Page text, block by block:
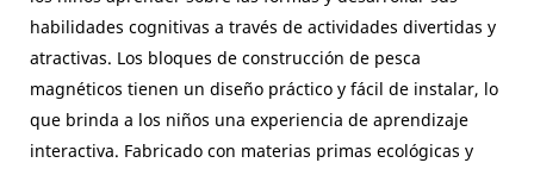
habilidades cognitivas a través de actividades divertidas y
atractivas. Los bloques de construcción de pesca
magnéticos tienen un diseño práctico y fácil de instalar, lo
que brinda a los niños una experiencia de aprendizaje
interactiva. Fabricado con materias primas ecológicas y